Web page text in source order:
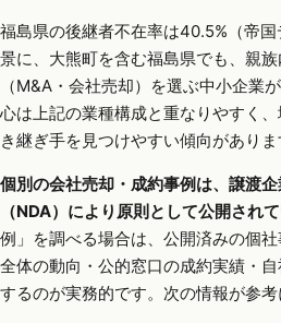
福島県の後継者不在率は40.5%（帝
景に、大熊町を含む福島県でも、親
（M&A・会社売却）を選ぶ中小企業
心は上記の業種構成と重なりやすく
き継ぎ手を見つけやすい傾向がありま
個別の会社売却・成約事例は、譲渡
（NDA）により原則として公開されて
例」を調べる場合は、公開済みの個
全体の動向・公的窓口の成約実績・
するのが実務的です。次の情報が参考